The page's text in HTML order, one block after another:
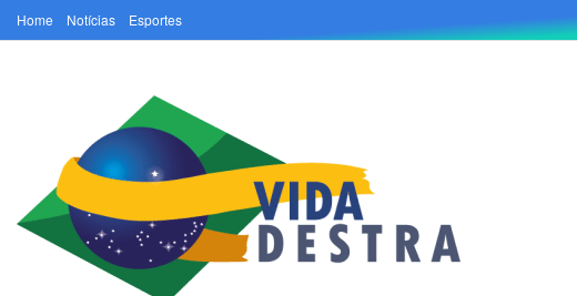
Home Notícias Esportes